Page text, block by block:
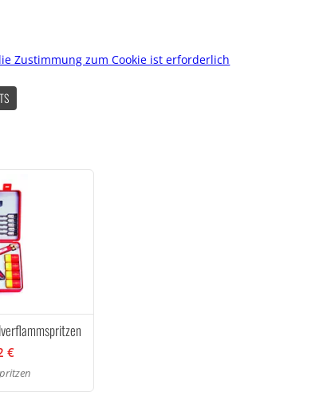
Zustimmung zum Cookie ist erforderlich
€